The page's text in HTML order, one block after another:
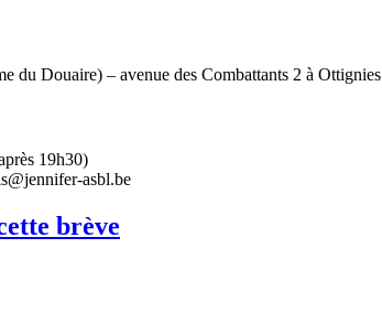
du Douaire) – avenue des Combattants 2 à Ottignies
19h30)
asbl.be
brève